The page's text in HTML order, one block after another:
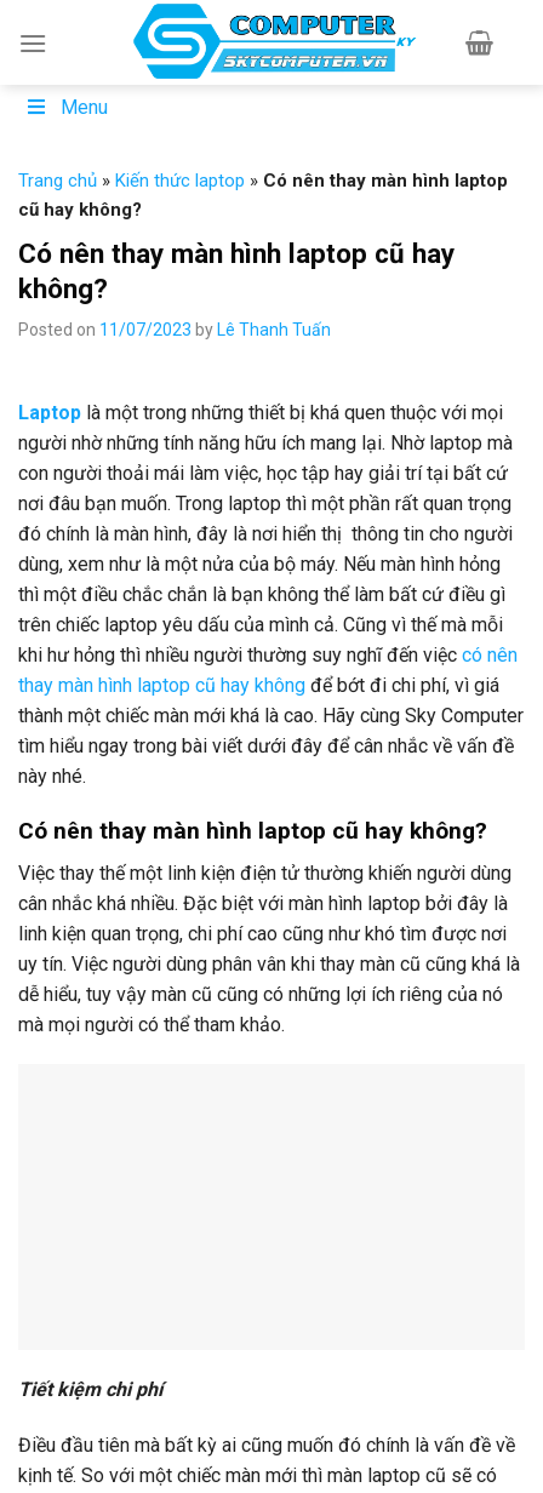
Menu
Trang chủ » Kiến thức laptop » Có nên thay màn hình laptop
cũ hay không?
Có nên thay màn hình laptop cũ hay
không?
Posted on 11/07/2023 by Lê Thanh Tuấn
Laptop là một trong những thiết bị khá quen thuộc với mọi
người nhờ những tính năng hữu ích mang lại. Nhờ laptop mà
con người thoải mái làm việc, học tập hay giải trí tại bất cứ
nơi đâu bạn muốn. Trong laptop thì một phần rất quan trọng
đó chính là màn hình, đây là nơi hiển thị thông tin cho người
dùng, xem như là một nửa của bộ máy. Nếu màn hình hỏng
thì một điều chắc chắn là bạn không thể làm bất cứ điều gì
trên chiếc laptop yêu dấu của mình cả. Cũng vì thế mà mỗi
khi hư hỏng thì nhiều người thường suy nghĩ đến việc có nên
thay màn hình laptop cũ hay không để bớt đi chi phí, vì giá
thành một chiếc màn mới khá là cao. Hãy cùng Sky Computer
tìm hiểu ngay trong bài viết dưới đây để cân nhắc về vấn đề
này nhé.
Có nên thay màn hình laptop cũ hay không?
Việc thay thế một linh kiện điện tử thường khiến người dùng
cân nhắc khá nhiều. Đặc biệt với màn hình laptop bởi đây là
linh kiện quan trọng, chi phí cao cũng như khó tìm được nơi
uy tín. Việc người dùng phân vân khi thay màn cũ cũng khá là
dễ hiểu, tuy vậy màn cũ cũng có những lợi ích riêng của nó
mà mọi người có thể tham khảo.
Tiết kiệm chi phí
Điều đầu tiên mà bất kỳ ai cũng muốn đó chính là vấn đề về
kịnh tế. So với một chiếc màn mới thì màn laptop cũ sẽ có